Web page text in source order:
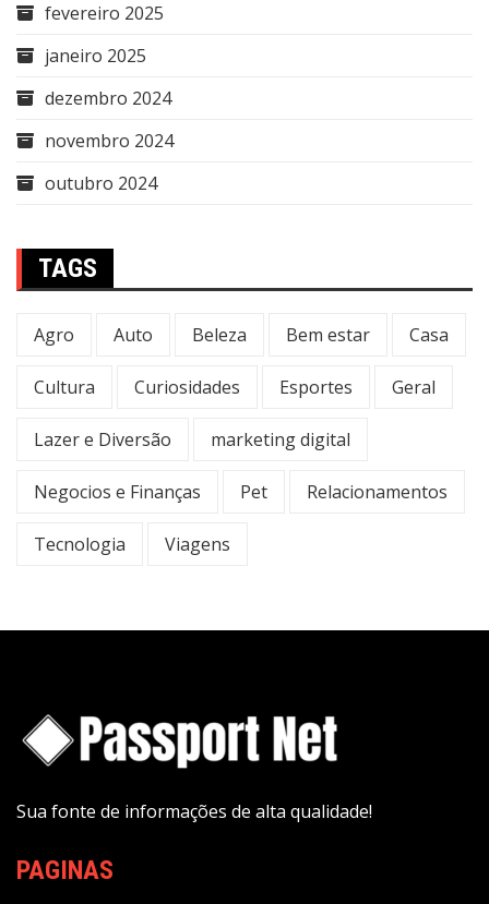
fevereiro 2025
janeiro 2025
dezembro 2024
novembro 2024
outubro 2024
TAGS
Agro Auto Beleza Bem estar Casa
Cultura Curiosidades Esportes Geral
Lazer e Diversão marketing digital
Negocios e Finanças Pet Relacionamentos
Tecnologia Viagens
Sua fonte de informações de alta qualidade!
PAGINAS